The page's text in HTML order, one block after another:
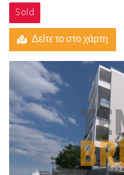
Sold
Δείτε το στο χάρτη